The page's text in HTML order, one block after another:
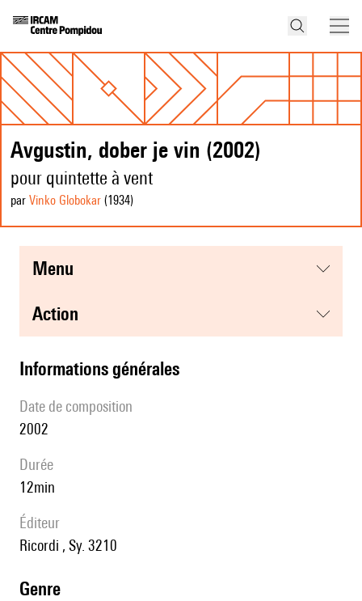
Avgustin, dober je vin (2002)
pour quintette à vent
par Vinko Globokar (1934)
menu
action
informations générales
date de composition
2002
durée
12min
éditeur
Ricordi , Sy. 3210
genre